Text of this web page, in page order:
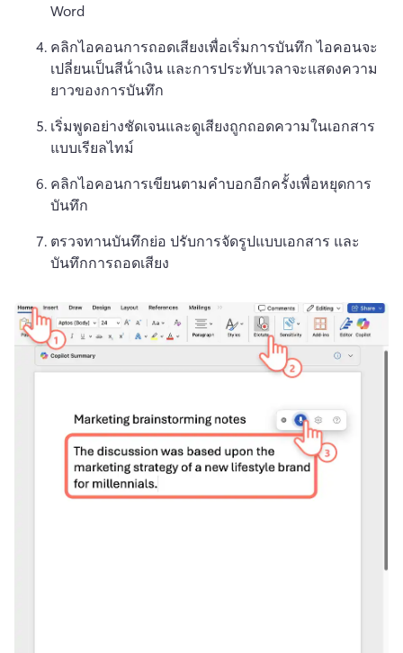
Word
คลิกไอคอนการถอดเสียงเพื่อเริ่มการบันทึก ไอคอนจะ
เปลี่ยนเป็นสีน้ําเงิน และการประทับเวลาจะแสดงความ
ยาวของการบันทึก
เริ่มพูดอย่างชัดเจนและดูเสียงถูกถอดความในเอกสาร
แบบเรียลไทม์
คลิกไอคอนการเขียนตามคำบอกอีกครั้งเพื่อหยุดการ
บันทึก
ตรวจทานบันทึกย่อ ปรับการจัดรูปแบบเอกสาร และ
บันทึกการถอดเสียง